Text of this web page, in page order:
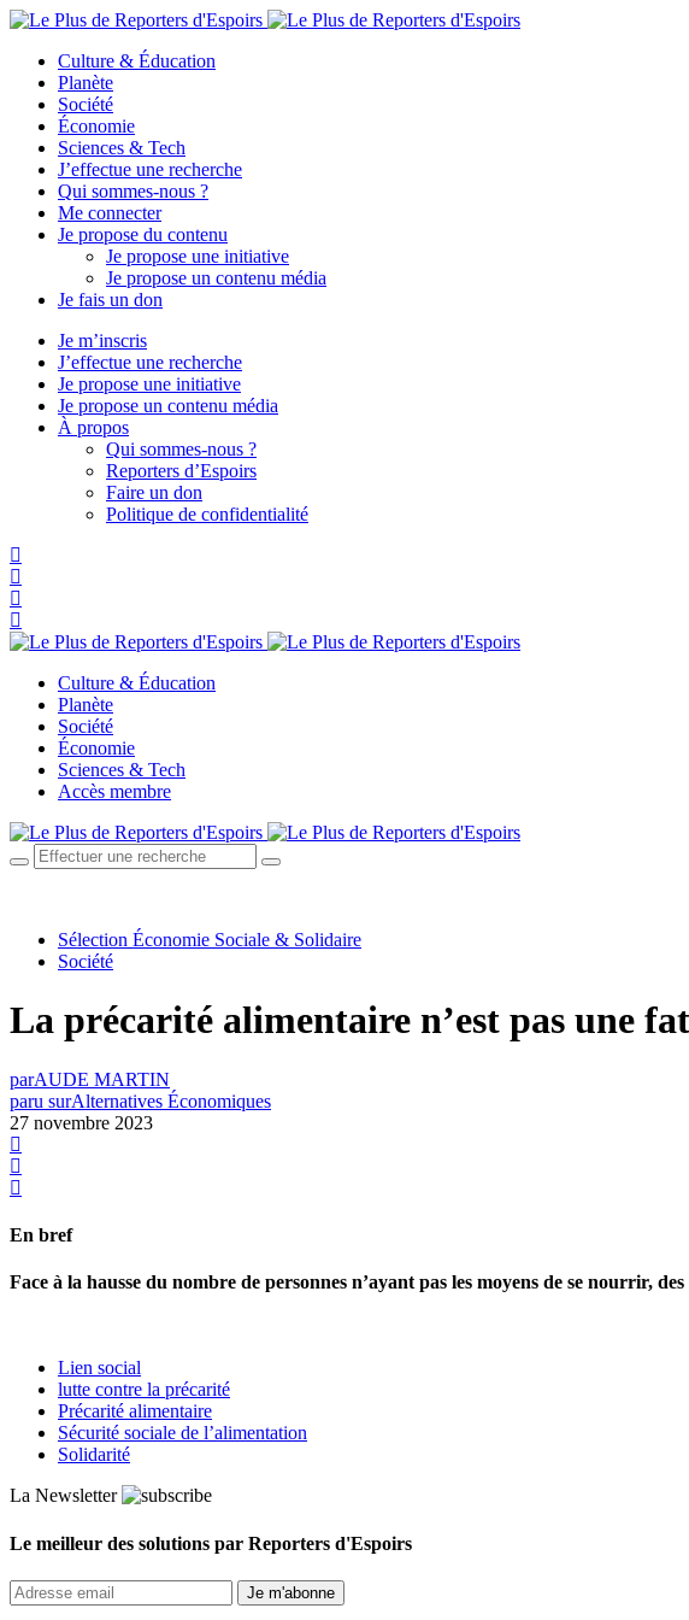
Culture & Éducation
Planète
Société
Économie
Sciences & Tech
J’effectue une recherche
Qui sommes-nous ?
Me connecter
Je propose du contenu
Je propose une initiative
Je propose un contenu média
Je fais un don
Je m’inscris
J’effectue une recherche
Je propose une initiative
Je propose un contenu média
À propos
Qui sommes-nous ?
Reporters d’Espoirs
Faire un don
Politique de confidentialité
Culture & Éducation
Planète
Société
Économie
Sciences & Tech
Accès membre
Sélection Économie Sociale & Solidaire
Société
La précarité alimentaire n’est pas une
parAUDE MARTIN
paru surAlternatives Économiques
27 novembre 2023
En bref
Face à la hausse du nombre de personnes n’ayant pas les moyens de se nourrir,
Lien social
lutte contre la précarité
Précarité alimentaire
Sécurité sociale de l’alimentation
Solidarité
La Newsletter
Le meilleur des solutions par Reporters d'Espoirs